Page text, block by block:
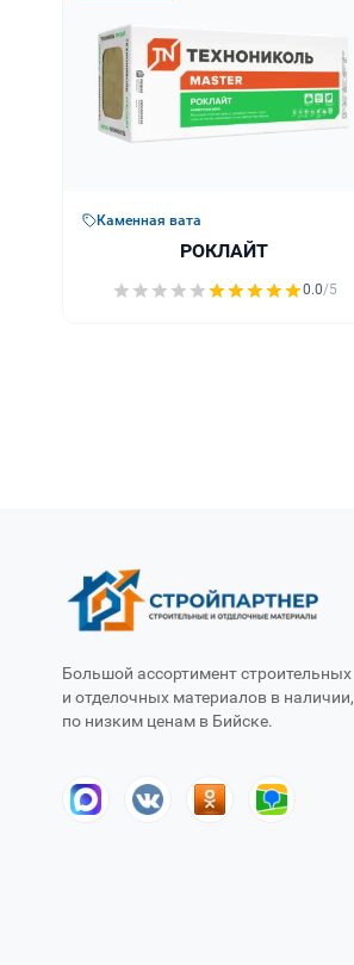
Каменная вата
РОКЛАЙТ
0.0/5
Большой ассортимент строительных
и отделочных материалов в наличии,
по низким ценам в Бийске.